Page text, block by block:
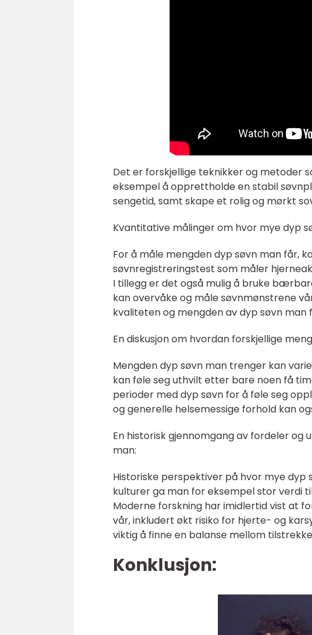
Det er forskjellige teknikker og metoder
eksempel å opprettholde en stabil
sengetid, samt skape et rolig og mørkt
Kvantitative målinger om hvor mye dyp
For å måle mengden dyp søvn man får,
søvnregistreringstest som måler
I tillegg er det også mulig å bruke
kan overvåke og måle søvnmønstrene
kvaliteten og mengden av dyp søvn man
En diskusjon om hvordan forskjellige
Mengden dyp søvn man trenger kan
kan føle seg uthvilt etter bare noen få
perioder med dyp søvn for å føle seg
og generelle helsemessige forhold kan
En historisk gjennomgang av fordeler
man:
Historiske perspektiver på hvor mye
kulturer ga man for eksempel stor verdi
Moderne forskning har imidlertid vist at
vår, inkludert økt risiko for hjerte- og
viktig å finne en balanse mellom
Konklusjon: